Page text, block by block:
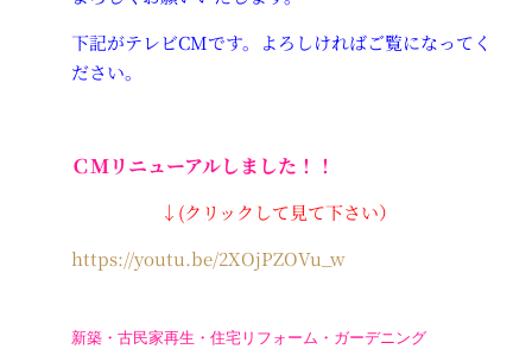
下記がテレビCMです。よろしければご覧になってく
ださい。
ＣＭリニューアルしました！！
↓(クリックして見て下さい）
https://youtu.be/2XOjPZOVu_w
新築・古民家再生・住宅リフォーム・ガーデニング